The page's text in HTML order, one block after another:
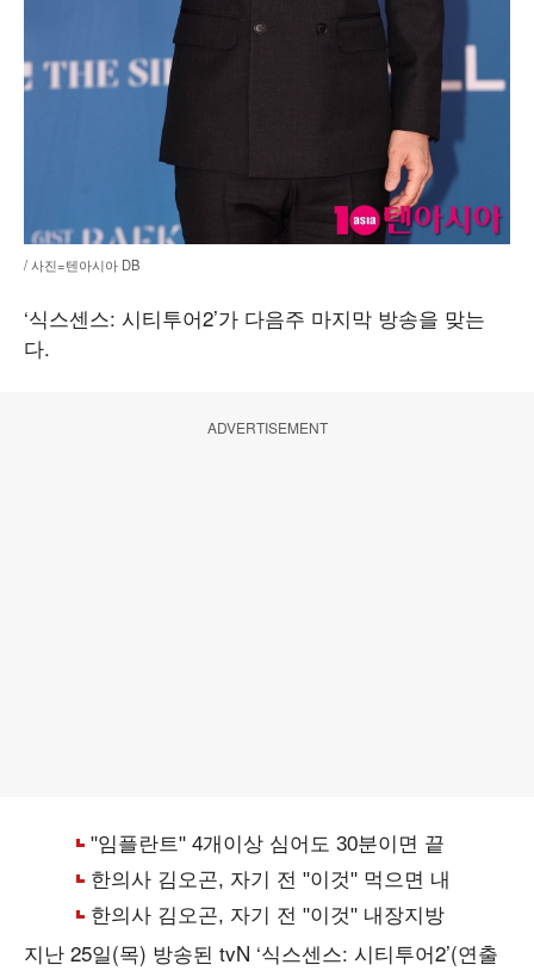
/ 사진=텐아시아 DB
‘식스센스: 시티투어2’가 다음주 마지막 방송을 맞는
다.
ADVERTISEMENT
지난 25일(목) 방송된 tvN ‘식스센스: 시티투어2’(연출